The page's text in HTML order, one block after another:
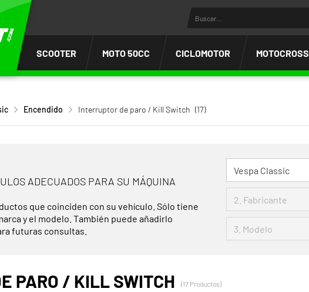
SCOOTER MOTO 50CC CICLOMOTOR MOTOCROSS
Encendido Interruptor de paro / Kill Switch (17)
ADECUADOS PARA SU MÁQUINA
que coinciden con su vehículo. Sólo tiene
y el modelo. También puede añadirlo
futuras consultas.
PARO / KILL SWITCH (17 Productos)